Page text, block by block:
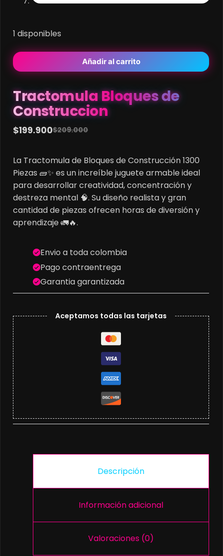
1 disponibles
Añadir al carrito
Tractomula Bloques de
Construccion
$209.000
Original
was:
$209.000.
$199.900Current
is:
$199.900.
La Tractomula de Bloques de Construcción 1300
Piezas 🧱✨ es un increíble juguete armable ideal
para desarrollar creatividad, concentración y
destreza mental 🧠. Su diseño realista y gran
cantidad de piezas ofrecen horas de diversión y
aprendizaje 🚛🔥.
Envio a toda colombia
Pago contraentrega
Garantia garantizada
Aceptamos todas las tarjetas
Descripción
Información adicional
Valoraciones (0)